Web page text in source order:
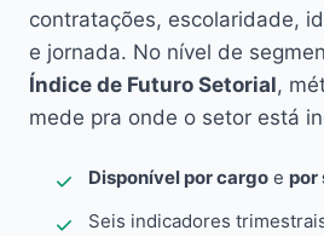
contratações, escolaridade,
e jornada. No nível de
Índice de Futuro Setorial,
mede pra onde o setor está
Disponível por cargo e por
Seis indicadores